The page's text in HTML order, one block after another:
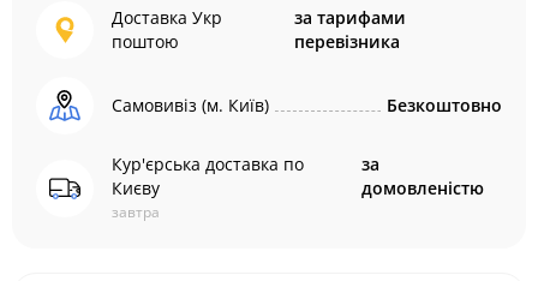
Доставка Укр
поштою
за тарифами
перевізника
Самовивіз (м. Київ) Безкоштовно
Кур'єрська доставка по
Києву
завтра
за
домовленістю